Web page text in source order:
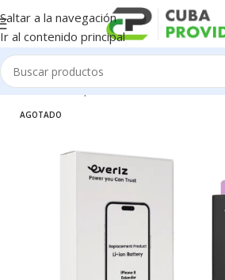
Saltar a la navegación
Ir al contenido principal
Inicio/Piezas para Celulares/iPhone/
AGOTADO